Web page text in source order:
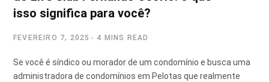
isso significa para você?
FEVEREIRO 7, 2025 4 MINS READ
Se você é síndico ou morador de um condomínio e busca uma
administradora de condomínios em Pelotas que realmente